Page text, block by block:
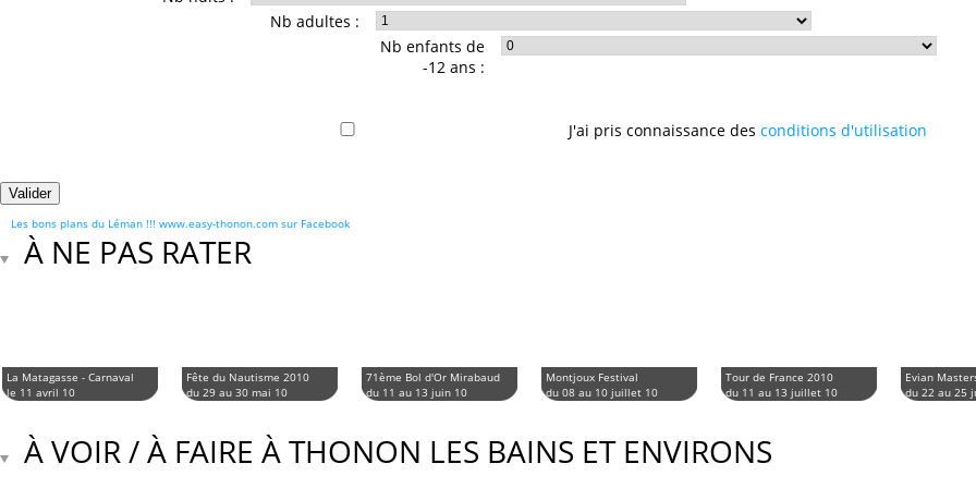
Nb adultes :
Nb enfants de
-12 ans :
J'ai pris connaissance des conditions d'utilisation
Les bons plans du Léman !!! www.easy-thonon.com sur Facebook
À NE PAS RATER
La Matagasse - Carnaval
le 11 avril 10
Fête du Nautisme 2010
du 29 au 30 mai 10
71ème Bol d'Or Mirabaud
du 11 au 13 juin 10
Montjoux Festival
du 08 au 10 juillet 10
Tour de France 2010
du 11 au 13 juillet 10
Evian
du 22 au 25
À VOIR / À FAIRE À THONON LES BAINS ET ENVIRONS